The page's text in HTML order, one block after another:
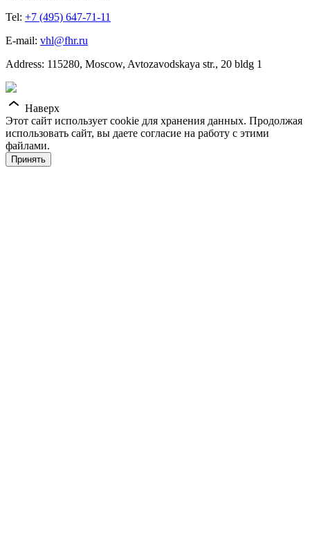
Tel: +7 (495) 647-71-11
E-mail: vhl@fhr.ru
Address: 115280, Moscow, Avtozavodskaya str., 20 bldg 1
Наверх
Этот сайт использует cookie для хранения данных. Продолжая
использовать сайт, вы даете согласие на работу с этими
файлами.
Принять